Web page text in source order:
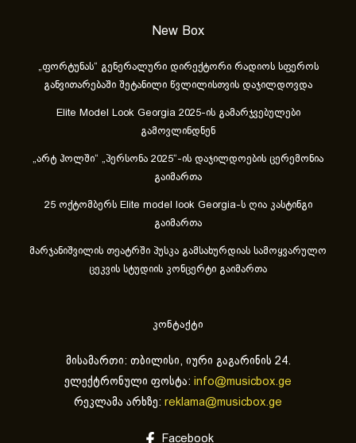
New Box
„ფორტუნას“ გენერალური დირექტორი რადიოს სფეროს
განვითარებაში შეტანილი წვლილისთვის დაჯილდოვდა
Elite Model Look Georgia 2025-ის გამარჯვებულები
გამოვლინდნენ
„არტ ჰოლში“ „პერსონა 2025“-ის დაჯილდოების ცერემონია
გაიმართა
25 ოქტომბერს Elite model look Georgia-ს ღია კასტინგი
გაიმართა
მარჯანიშვილის თეატრში პუსკა გამსახურდიას სამოყვარულო
ცეკვის სტუდიის კონცერტი გაიმართა
კონტაქტი
მისამართი: თბილისი, იური გაგარინის 24.
ელექტრონული ფოსტა: info@musicbox.ge
რეკლამა არხზე: reklama@musicbox.ge
Facebook